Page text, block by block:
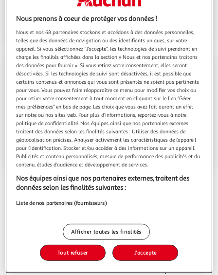
Choisir ce Drive
Contact
Espace sourds
03.66.26.91.04
Voir l'itinéraire
Le saviez-vous ? En plus de la mise au coffre de
vos courses en point de retrait, votre drive Auchan
vous propose également la livraison de vos
courses directement à domicile.
Avec Auchan Faites vos courses avec plaisir !
Nous prenons à coeur de protéger vos données !
Nous et nos 68 partenaires stockons et accédons à des données personnelles,
telles que des données de navigation ou des identifiants uniques, sur votre
appareil. Si vous sélectionnez "J'accepte", les technologies de suivi prendront en
charge les finalités affichées dans la section « Nous et nos partenaires traitons
des données pour fournir ». Si vous retirez votre consentement, elles seront
désactivées. Si les technologies de suivi sont désactivées, il est possible que
certains contenus et annonces qui vous sont présentés ne soient pas pertinents
pour vous. Vous pouvez faire réapparaître ce menu pour modifier vos choix ou
pour retirer votre consentement à tout moment en cliquant sur le lien "Gérer
mes préférences" en bas de page. Les choix que vous avez fait auront un effet
sur notre ou nos sites web. Pour plus d’informations, reportez-vous à notre
politique de confidentialité. Nos équipes ainsi que nos partenaires externes
traitent des données selon les finalités suivantes : Utiliser des données de
géolocalisation précises. Analyser activement les caractéristiques de l’appareil
pour l’identification. Stocker et/ou accéder à des informations sur un appareil.
Publicités et contenu personnalisés, mesure de performance des publicités et du
contenu, études d’audience et développement de services.
Nos équipes ainsi que nos partenaires externes, traitent des
données selon les finalités suivantes :
Liste de nos partenaires (fournisseurs)
Afficher toutes les finalités
Tout refuser J'accepte